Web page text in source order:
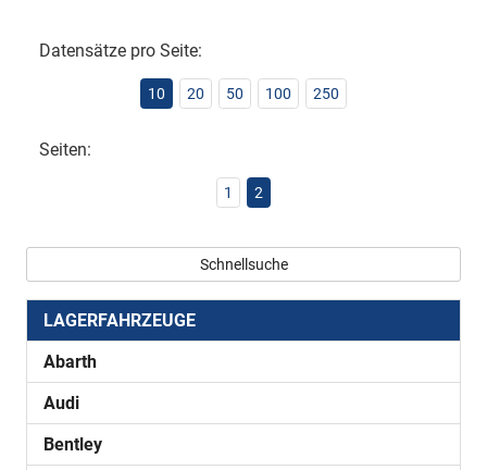
Datensätze pro Seite:
10 20 50 100 250
Seiten:
1 2
Schnellsuche
LAGERFAHRZEUGE
Abarth
Audi
Bentley